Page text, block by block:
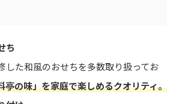
ち
した和風のおせちを多数取り扱ってお
亭の味」を家庭で楽しめるクオリティ。